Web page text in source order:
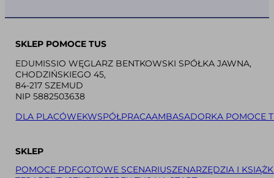
SKLEP POMOCE TUS
EDUMISSIO WĘGLARZ BENTKOWSKI SPÓŁKA JAWNA,
CHODZIŃSKIEGO 45,
84-217 SZEMUD
NIP 5882503638
DLA PLACÓWEKWSPÓŁPRACAAMBASADORKA POMOCE
SKLEP
POMOCE PDFGOTOWE SCENARIUSZENARZĘDZIA I